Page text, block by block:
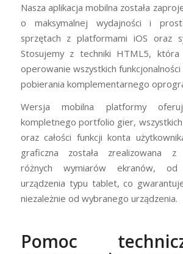
Nasza aplikacja mobilna została
o maksymalnej wydajności i
sprzętach z platformami iOS oraz
Stosujemy z techniki HTML5, która
operowanie wszystkich
pobierania komplementarnego
Wersja mobilna platformy
kompletnego portfolio gier,
oraz całości funkcji konta
graficzna została zrealizowana z
różnych wymiarów ekranów,
urządzenia typu tablet, co
niezależnie od wybranego urządzenia.
Pomoc